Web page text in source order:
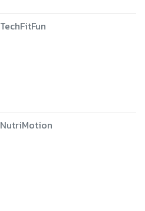
TechFitFun
NutriMotion